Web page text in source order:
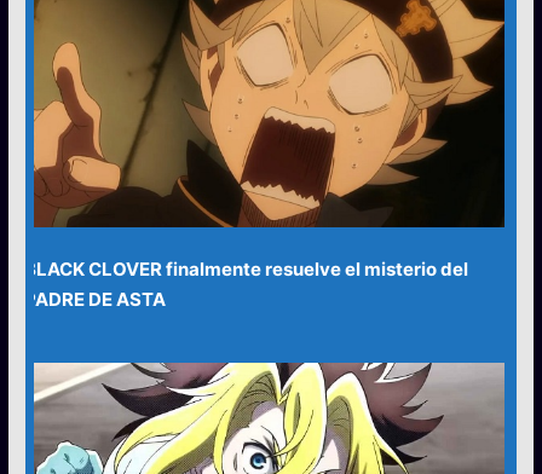
BLACK CLOVER finalmente resuelve el misterio del
PADRE DE ASTA